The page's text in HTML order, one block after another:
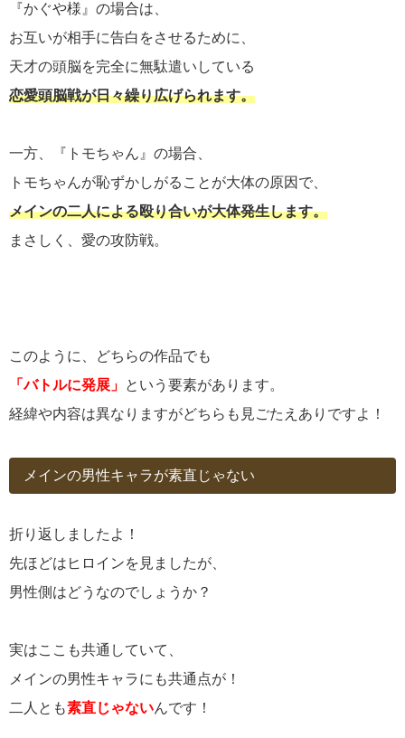
『かぐや様』の場合は、
お互いが相手に告白をさせるために、
天才の頭脳を完全に無駄遣いしている
恋愛頭脳戦が日々繰り広げられます。
一方、『トモちゃん』の場合、
トモちゃんが恥ずかしがることが大体の原因で、
メインの二人による殴り合いが大体発生します。
まさしく、愛の攻防戦。
このように、どちらの作品でも
「バトルに発展」 という要素があります。
経緯や内容は異なりますがどちらも見ごたえありですよ！
メインの男性キャラが素直じゃない
折り返しましたよ！
先ほどはヒロインを見ましたが、
男性側はどうなのでしょうか？
実はここも共通していて、
メインの男性キャラにも共通点が！
二人とも素直じゃないんです！